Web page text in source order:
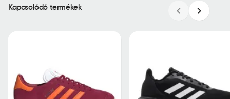
Kapcsolódó termékek